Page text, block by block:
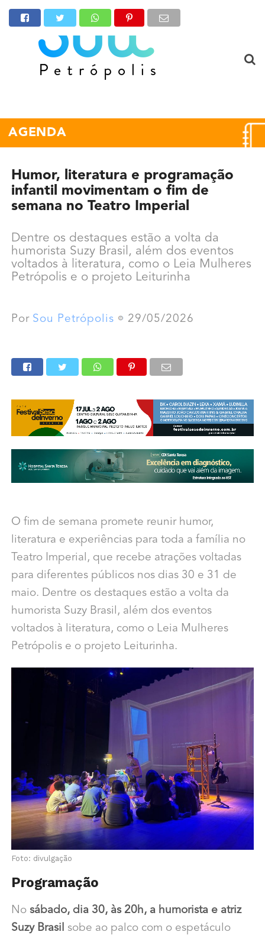
AGENDA
Humor, literatura e programação
infantil movimentam o fim de
semana no Teatro Imperial
Dentre os destaques estão a volta da
humorista Suzy Brasil, além dos eventos
voltados à literatura, como o Leia Mulheres
Petrópolis e o projeto Leiturinha
Por Sou Petrópolis 29/05/2026
O fim de semana promete reunir humor,
literatura e experiências para toda a família no
Teatro Imperial, que recebe atrações voltadas
para diferentes públicos nos dias 30 e 31 de
maio. Dentre os destaques estão a volta da
humorista Suzy Brasil, além dos eventos
voltados à literatura, como o Leia Mulheres
Petrópolis e o projeto Leiturinha.
Foto: divulgação
Programação
Nosábado, dia 30, às 20h, a humorista e atriz
Suzy Brasil sobe ao palco com o espetáculo